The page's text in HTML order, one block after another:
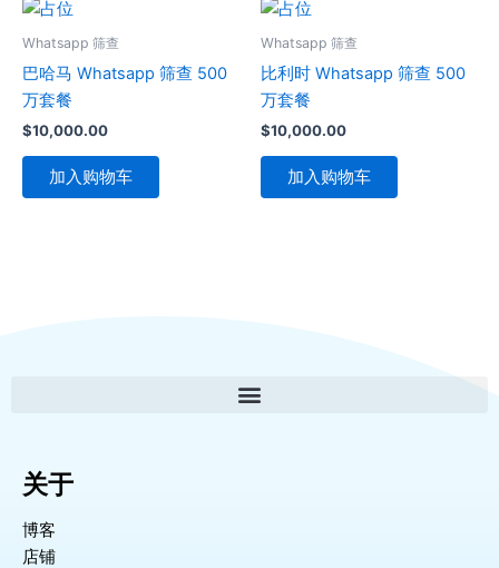
Whatsapp 筛查
巴哈马 Whatsapp 筛查 500
万套餐
$10,000.00
加入购物车
Whatsapp 筛查
比利时 Whatsapp 筛查 500
万套餐
$10,000.00
加入购物车
关于
博客
店铺